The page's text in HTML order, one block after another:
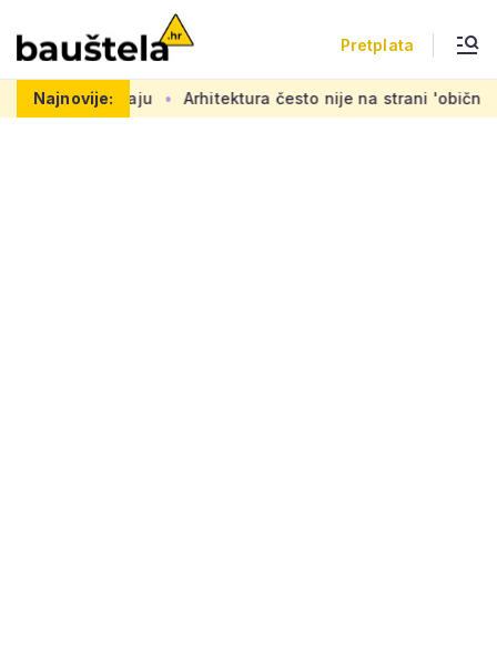
Pretplata
Najnovije:
Arhitektura često nije na strani 'običnog čovjeka':